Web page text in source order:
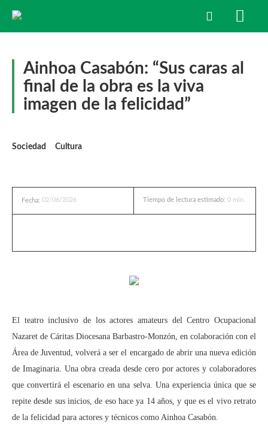
Ainhoa Casabón: “Sus caras al
final de la obra es la viva
imagen de la felicidad”
Sociedad Cultura
Fecha: 02/06/2026 Tiempo de lectura estimado: 0 min.
El teatro inclusivo de los actores amateurs del Centro Ocupacional
Nazaret de Cáritas Diocesana Barbastro-Monzón, en colaboración con el
Área de Juventud, volverá a ser el encargado de abrir una nueva edición
de Imaginaria. Una obra creada desde cero por actores y colaboradores
que convertirá el escenario en una selva. Una experiencia única que se
repite desde sus inicios, de eso hace ya 14 años, y que es el vivo retrato
de la felicidad para actores y técnicos como Ainhoa Casabón.